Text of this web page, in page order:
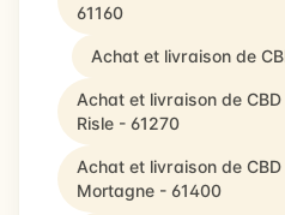
61160
Achat et livraison de
Achat et livraison de
Risle - 61270
Achat et livraison de
Mortagne - 61400